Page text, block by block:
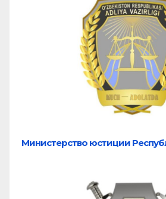
Министерство юстиции